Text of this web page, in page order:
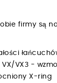
firmy są
VX3 -
X-ring